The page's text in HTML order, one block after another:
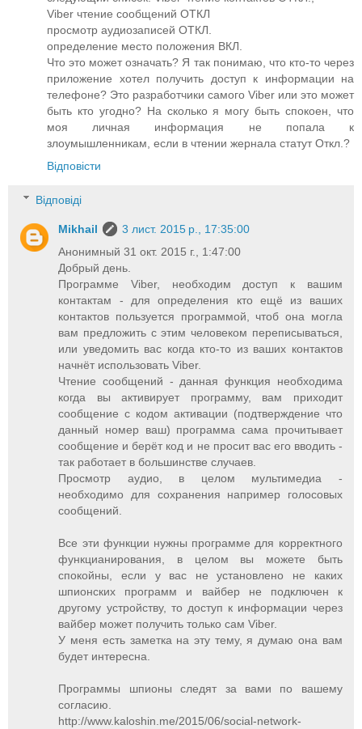
Viber чтение сообщений ОТКЛ
просмотр аудиозаписей ОТКЛ.
определение место положения ВКЛ.
Что это может означать? Я так понимаю, что кто-то через
приложение хотел получить доступ к информации на
телефоне? Это разработчики самого Viber или это может
быть кто угодно? На сколько я могу быть спокоен, что
моя личная информация не попала к
злоумышленникам, если в чтении жернала статут Откл.?
Відповісти
Відповіді
Mikhail
3 лист. 2015 р., 17:35:00
Анонимный 31 окт. 2015 г., 1:47:00
Добрый день.
Программе Viber, необходим доступ к вашим
контактам - для определения кто ещё из ваших
контактов пользуется программой, чтоб она могла
вам предложить с этим человеком переписываться,
или уведомить вас когда кто-то из ваших контактов
начнёт использовать Viber.
Чтение сообщений - данная функция необходима
когда вы активирует программу, вам приходит
сообщение с кодом активации (подтверждение что
данный номер ваш) программа сама прочитывает
сообщение и берёт код и не просит вас его вводить -
так работает в большинстве случаев.
Просмотр аудио, в целом мультимедиа -
необходимо для сохранения например голосовых
сообщений.
Все эти функции нужны программе для корректного
функцианирования, в целом вы можете быть
спокойны, если у вас не установлено не каких
шпионских программ и вайбер не подключен к
другому устройству, то доступ к информации через
вайбер может получить только сам Viber.
У меня есть заметка на эту тему, я думаю она вам
будет интересна.
Программы шпионы следят за вами по вашему
согласию.
http://www.kaloshin.me/2015/06/social-network-